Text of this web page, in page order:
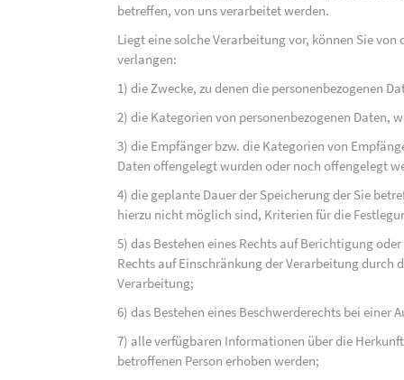
betreffen, von uns verarbeitet werden.
Liegt eine solche Verarbeitung vor, können Sie
verlangen:
1) die Zwecke, zu denen die personenbezogenen
2) die Kategorien von personenbezogenen Daten,
3) die Empfänger bzw. die Kategorien von
Daten offengelegt wurden oder noch offengelegt
4) die geplante Dauer der Speicherung der Sie
hierzu nicht möglich sind, Kriterien für die
5) das Bestehen eines Rechts auf Berichtigung
Rechts auf Einschränkung der Verarbeitung durch
Verarbeitung;
6) das Bestehen eines Beschwerderechts bei einer
7) alle verfügbaren Informationen über die
betroffenen Person erhoben werden;